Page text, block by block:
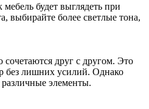
будет выглядеть при
выбирайте более светлые тона,
друг с другом. Это
без лишних усилий. Однако
элементы.